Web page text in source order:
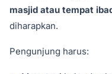
masjid atau tempat
diharapkan.
Pengunjung harus: